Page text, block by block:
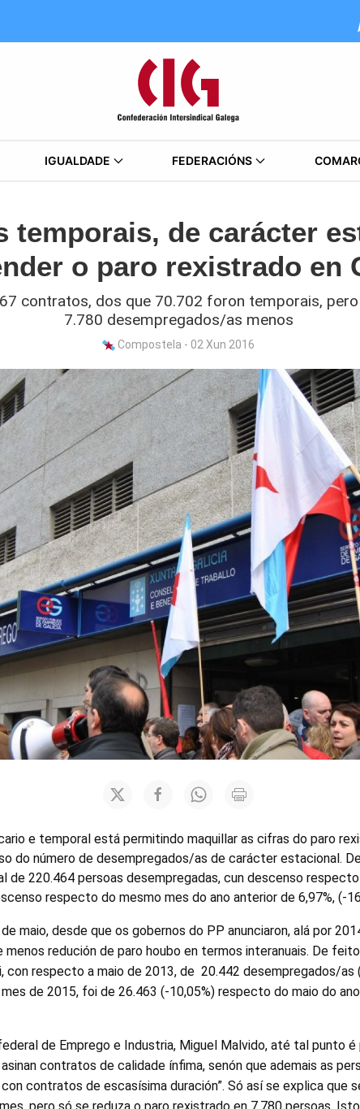
IGUALDADE FEDERACIÓNS
temporais, de carácter
o paro rexistrado en
contratos, dos que 70.702 foron temporais,
7.780 desempregados/as menos
Compostela - 02 Xun 2016
e temporal está permitindo maquillar as cifras do paro
do número de desempregados/as de carácter estacional.
de 220.464 persoas desempregadas, cun descenso
respecto do mesmo mes do ano anterior de 6,97%, (-
maio, desde que os gobernos do PP anunciaron, alá por
menos redución de paro houbo en termos interanuais. De
con respecto a maio de 2013, de 20.442 desempregados/as
de 2015, foi de 26.463 (-10,05%) respecto do maio do
de Emprego e Industria, Miguel Malvido, até tal punto é
asinan contratos de calidade ínfima, senón que ademais as
contratos de escasísima duración”. Só así se explica que